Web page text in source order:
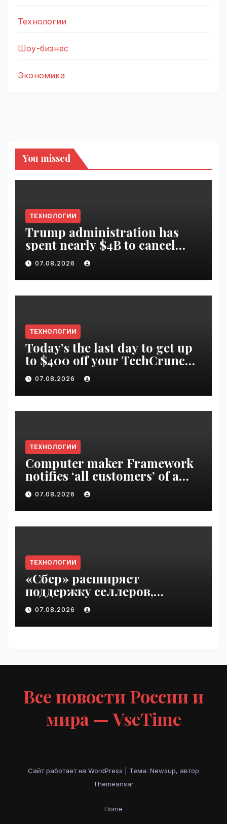
Технологии
Шоу-бизнес
Экономика
You missed
ТЕХНОЛОГИИ
Trump administration has
spent nearly $4B to cancel
offshore wind farms |
VseTime.ru
07.08.2026
ТЕХНОЛОГИИ
Today’s the last day to get up
to $400 off your TechCrunch
Disrupt 2026 ticket |
VseTime.ru
07.08.2026
ТЕХНОЛОГИИ
Computer maker Framework
notifies ‘all customers’ of a
data breach | VseTime.ru
07.08.2026
ТЕХНОЛОГИИ
«Сбер» расширяет
поддержку селлеров,
пострадавших от
инцидентов на складах
Wildberries | VseTime.ru
07.08.2026
Все новости России и
мира — VseTime
Сайт работает на WordPress
Тема: Newsup, автор
Themeansar
Home